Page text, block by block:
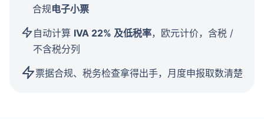
合规电子小票
自动计算 IVA 22% 及低税率，欧元计价，含税 /
不含税分列
票据合规、税务检查拿得出手，月度申报取数清楚